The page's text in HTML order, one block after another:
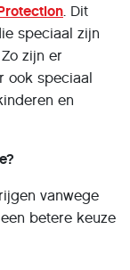
. Dit
speciaal zijn
zijn er
ook speciaal
en
vanwege
betere keuze